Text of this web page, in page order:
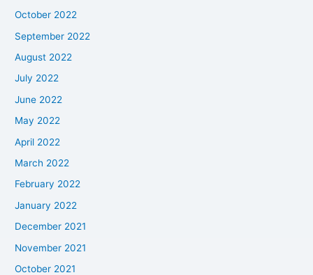
October 2022
September 2022
August 2022
July 2022
June 2022
May 2022
April 2022
March 2022
February 2022
January 2022
December 2021
November 2021
October 2021